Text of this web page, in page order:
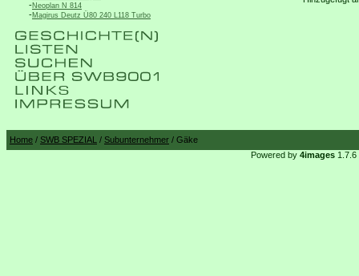
-Neoplan N 814
-Magirus Deutz Ü80 240 L118 Turbo
Home / SWB SPEZIAL / Subunternehmer / Gäke
Powered by 4images1.7.6